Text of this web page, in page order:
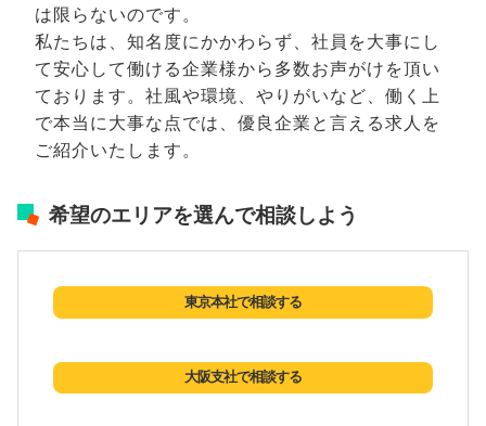
は限らないのです。
私たちは、知名度にかかわらず、社員を大事にし
て安心して働ける企業様から多数お声がけを頂い
ております。社風や環境、やりがいなど、働く上
で本当に大事な点では、優良企業と言える求人を
ご紹介いたします。
希望のエリアを選んで相談しよう
東京本社で相談する
大阪支社で相談する